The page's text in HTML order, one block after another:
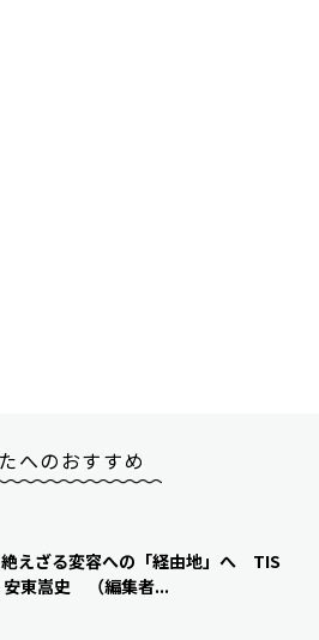
へのおすすめ
えざる変容への「経由地」へ TIS
安東嵩史 （編集者...